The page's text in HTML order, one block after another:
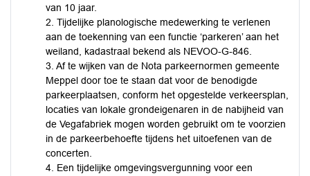
van 10 jaar.
2. Tijdelijke planologische medewerking te verlenen
aan de toekenning van een functie ‘parkeren’ aan het
weiland, kadastraal bekend als NEVOO-G-846.
3. Af te wijken van de Nota parkeernormen gemeente
Meppel door toe te staan dat voor de benodigde
parkeerplaatsen, conform het opgestelde verkeersplan,
locaties van lokale grondeigenaren in de nabijheid van
de Vegafabriek mogen worden gebruikt om te voorzien
in de parkeerbehoefte tijdens het uitoefenen van de
concerten.
4. Een tijdelijke omgevingsvergunning voor een